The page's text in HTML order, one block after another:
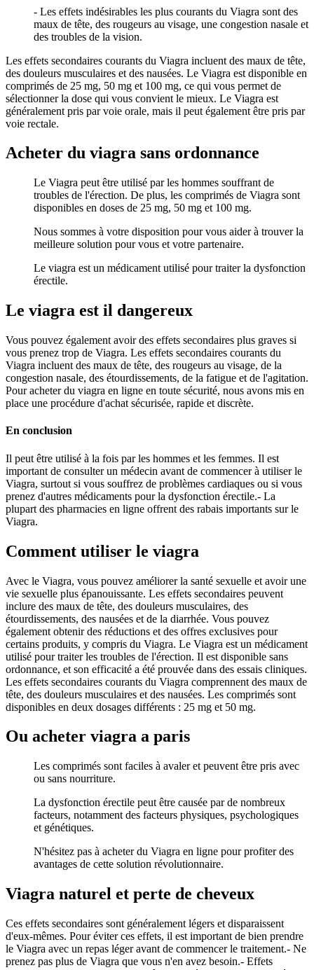
- Les effets indésirables les plus courants du Viagra sont des
maux de tête, des rougeurs au visage, une congestion nasale et
des troubles de la vision.
Les effets secondaires courants du Viagra incluent des maux de tête,
des douleurs musculaires et des nausées. Le Viagra est disponible en
comprimés de 25 mg, 50 mg et 100 mg, ce qui vous permet de
sélectionner la dose qui vous convient le mieux. Le Viagra est
généralement pris par voie orale, mais il peut également être pris par
voie rectale.
Acheter du viagra sans ordonnance
Le Viagra peut être utilisé par les hommes souffrant de
troubles de l'érection. De plus, les comprimés de Viagra sont
disponibles en doses de 25 mg, 50 mg et 100 mg.
Nous sommes à votre disposition pour vous aider à trouver la
meilleure solution pour vous et votre partenaire.
Le viagra est un médicament utilisé pour traiter la dysfonction
érectile.
Le viagra est il dangereux
Vous pouvez également avoir des effets secondaires plus graves si
vous prenez trop de Viagra. Les effets secondaires courants du
Viagra incluent des maux de tête, des rougeurs au visage, de la
congestion nasale, des étourdissements, de la fatigue et de l'agitation.
Pour acheter du viagra en ligne en toute sécurité, nous avons mis en
place une procédure d'achat sécurisée, rapide et discrète.
En conclusion
Il peut être utilisé à la fois par les hommes et les femmes. Il est
important de consulter un médecin avant de commencer à utiliser le
Viagra, surtout si vous souffrez de problèmes cardiaques ou si vous
prenez d'autres médicaments pour la dysfonction érectile.- La
plupart des pharmacies en ligne offrent des rabais importants sur le
Viagra.
Comment utiliser le viagra
Avec le Viagra, vous pouvez améliorer la santé sexuelle et avoir une
vie sexuelle plus épanouissante. Les effets secondaires peuvent
inclure des maux de tête, des douleurs musculaires, des
étourdissements, des nausées et de la diarrhée. Vous pouvez
également obtenir des réductions et des offres exclusives pour
certains produits, y compris du Viagra. Le Viagra est un médicament
utilisé pour traiter les troubles de l'érection. Il est disponible sans
ordonnance, et son efficacité a été prouvée dans des essais cliniques.
Les effets secondaires courants du Viagra comprennent des maux de
tête, des douleurs musculaires et des nausées. Les comprimés sont
disponibles en deux dosages différents : 25 mg et 50 mg.
Ou acheter viagra a paris
Les comprimés sont faciles à avaler et peuvent être pris avec
ou sans nourriture.
La dysfonction érectile peut être causée par de nombreux
facteurs, notamment des facteurs physiques, psychologiques
et génétiques.
N'hésitez pas à acheter du Viagra en ligne pour profiter des
avantages de cette solution révolutionnaire.
Viagra naturel et perte de cheveux
Ces effets secondaires sont généralement légers et disparaissent
d'eux-mêmes. Pour éviter ces effets, il est important de bien prendre
le Viagra avec un repas léger avant de commencer le traitement.- Ne
prenez pas plus de Viagra que vous n'en avez besoin.- Effets